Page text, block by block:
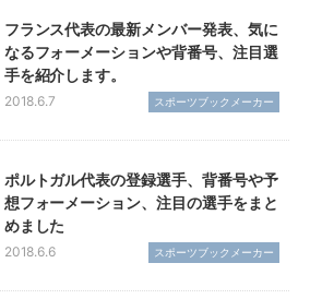
フランス代表の最新メンバー発表、気に
なるフォーメーションや背番号、注目選
手を紹介します。
2018.6.7 スポーツブックメーカー
ポルトガル代表の登録選手、背番号や予
想フォーメーション、注目の選手をまと
めました
2018.6.6 スポーツブックメーカー